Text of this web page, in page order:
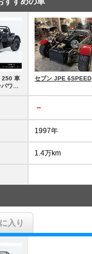
250 車
ワー
セブン JPE 6SPEED
－
1997年
1.4万km
入り